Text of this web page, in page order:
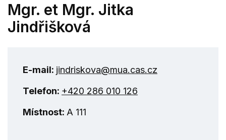
Mgr. et Mgr. Jitka
Jindřišková
E-mail: jindriskova@mua.cas.cz
Telefon: +420 286 010 126
Místnost: A 111